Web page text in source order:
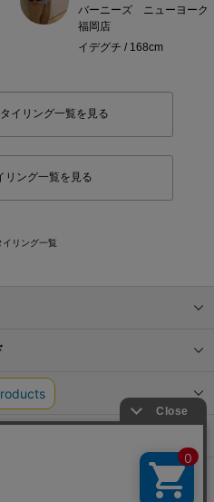
バーニーズ ニューヨーク
福岡店
イデグチ / 168cm
イリング一覧を見る
リング一覧を見る
イリング一覧